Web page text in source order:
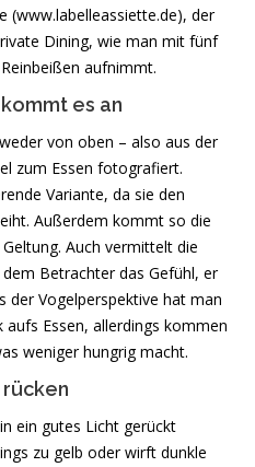
(www.labelleassiette.de), der
Dining, wie man mit fünf
aufnimmt.
es an
von oben – also aus der
zum Essen fotografiert.
Variante, da sie den
Außerdem kommt so die
Auch vermittelt die
Betrachter das Gefühl, er
der Vogelperspektive hat man
Essen, allerdings kommen
weniger hungrig macht.
rücken
ein gutes Licht gerückt
zu gelb oder wirft dunkle